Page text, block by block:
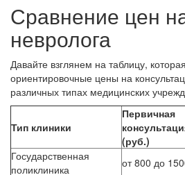
Сравнение цен
невролога
Давайте взглянем на таблицу,
ориентировочные цены на
различных типах медицинских
Тип клиники
Первичная
(руб.)
Государственная
поликлиника
от 800 до